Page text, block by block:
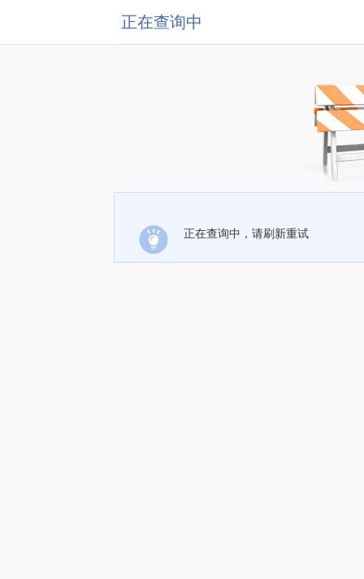
正在查询中
正在查询中，请刷新重试